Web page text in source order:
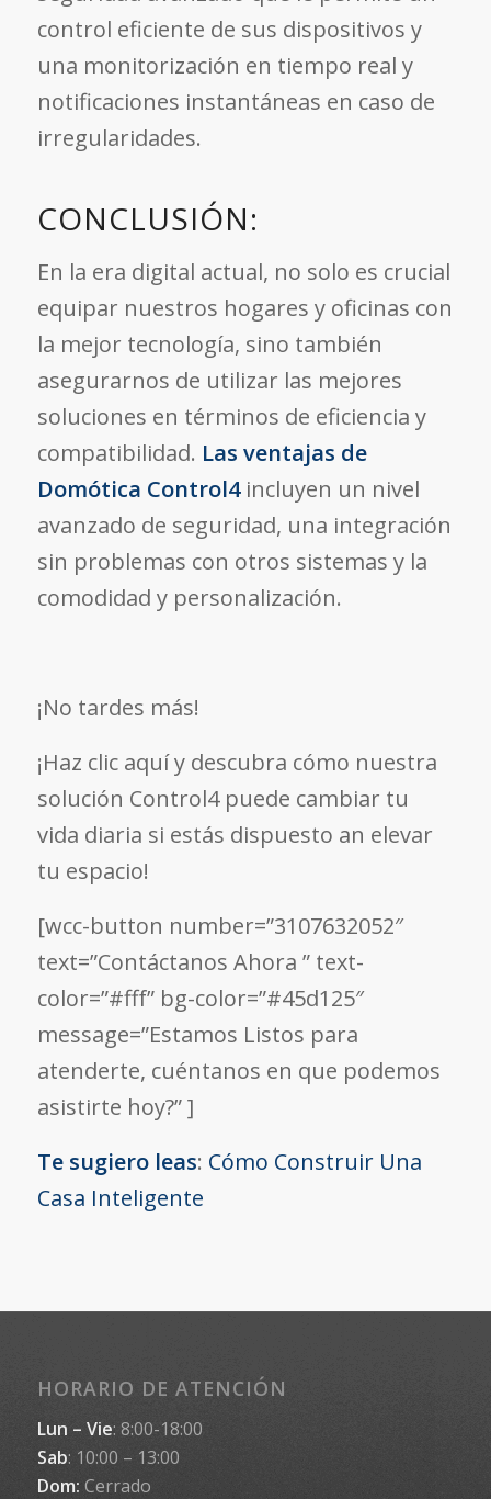
control eficiente de sus dispositivos y
una monitorización en tiempo real y
notificaciones instantáneas en caso de
irregularidades.
CONCLUSIÓN:
En la era digital actual, no solo es crucial
equipar nuestros hogares y oficinas con
la mejor tecnología, sino también
asegurarnos de utilizar las mejores
soluciones en términos de eficiencia y
compatibilidad. Las ventajas de
Domótica Control4incluyen un nivel
avanzado de seguridad, una integración
sin problemas con otros sistemas y la
comodidad y personalización.
¡No tardes más!
¡Haz clic aquí y descubra cómo nuestra
solución Control4 puede cambiar tu
vida diaria si estás dispuesto an elevar
tu espacio!
[wcc-button number=”3107632052″
text=”Contáctanos Ahora ” text-
color=”#fff” bg-color=”#45d125″
message=”Estamos Listos para
atenderte, cuéntanos en que podemos
asistirte hoy?” ]
Te sugiero leas: Cómo Construir Una
Casa Inteligente
HORARIO DE ATENCIÓN
Lun – Vie: 8:00-18:00
Sab: 10:00 – 13:00
Dom: Cerrado